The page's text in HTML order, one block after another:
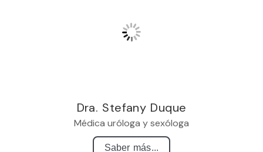
Dra. Stefany Duque
Médica uróloga y sexóloga
Saber más...